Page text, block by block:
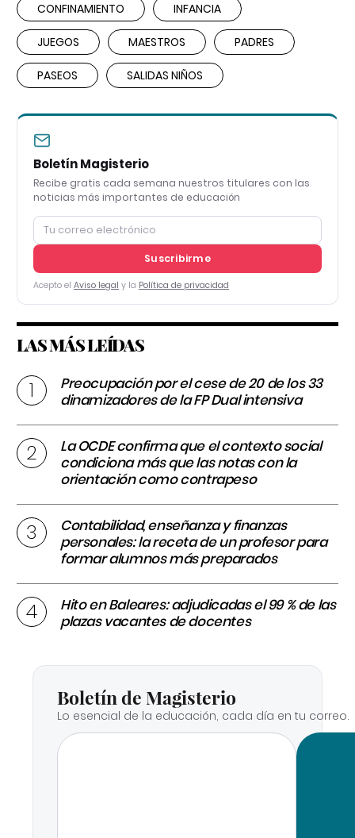
CONFINAMIENTO INFANCIA
JUEGOS MAESTROS PADRES
PASEOS SALIDAS NIÑOS
Boletín Magisterio
Recibe gratis cada semana nuestros titulares con las
noticias más importantes de educación
Suscribirme
Acepto el Aviso legal y la Política de privacidad
LAS MÁS LEÍDAS
Preocupación por el cese de 20 de los 33
dinamizadores de la FP Dual intensiva
La OCDE confirma que el contexto social
condiciona más que las notas con la
orientación como contrapeso
Contabilidad, enseñanza y finanzas
personales: la receta de un profesor para
formar alumnos más preparados
Hito en Baleares: adjudicadas el 99 % de las
plazas vacantes de docentes
Boletín de Magisterio
Lo esencial de la educación, cada día en tu correo.